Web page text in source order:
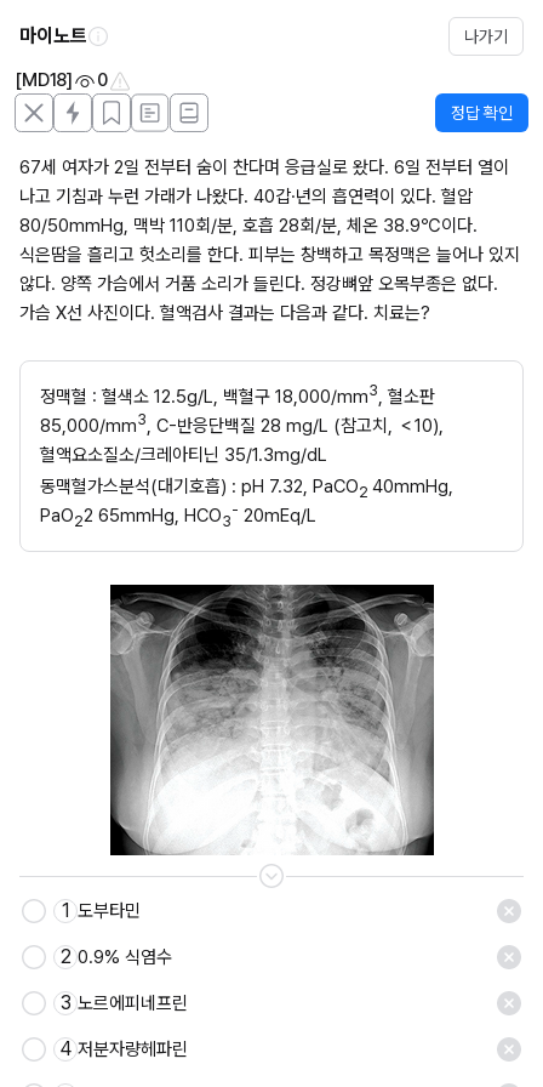
마이노트 나가기
[MD18] 0
정답 확인
67세 여자가 2일 전부터 숨이 찬다며 응급실로 왔다. 6일 전부터 열이
나고 기침과 누런 가래가 나왔다. 40갑·년의 흡연력이 있다. 혈압
80/50mmHg, 맥박 110회/분, 호흡 28회/분, 체온 38.9℃이다.
식은땀을 흘리고 헛소리를 한다. 피부는 창백하고 목정맥은 늘어나 있지
않다. 양쪽 가슴에서 거품 소리가 들린다. 정강뼈앞 오목부종은 없다.
가슴 X선 사진이다. 혈액검사 결과는 다음과 같다. 치료는?
정맥혈 : 혈색소 12.5g/L, 백혈구 18,000/mm3, 혈소판
85,000/mm3, C-반응단백질 28 mg/L (참고치, ＜10),
혈액요소질소/크레아티닌 35/1.3mg/dL
동맥혈가스분석(대기호흡) : pH 7.32, PaCO2 40mmHg,
PaO22 65mmHg, HCO3
- 20mEq/L
저장
1 도부타민
2 0.9% 식염수
3 노르에피네프린
4 저분자량헤파린